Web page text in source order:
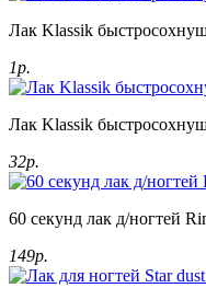
Лак Klassik
1р.
Лак Klassik
32р.
60 секунд лак д/ногтей
149р.